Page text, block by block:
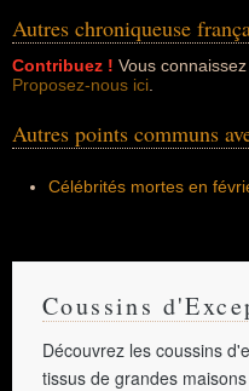
Autres chroniqueuse
Contribuez ! Vous
Proposez-nous ici
Autres points communs
Célébrités mortes en
Coussins
Découvrez les coussins
tissus de grandes